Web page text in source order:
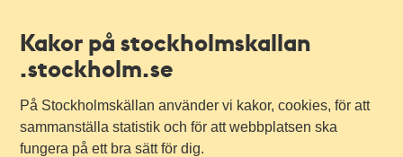
Kakor på stockholmskallan
.stockholm.se
På Stockholmskällan använder vi kakor, cookies, för att
sammanställa statistik och för att webbplatsen ska
fungera på ett bra sätt för dig.